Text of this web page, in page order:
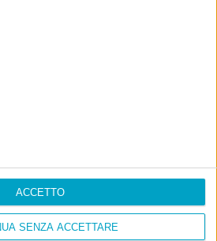
SENZA ACCETTARE
ACCETTO